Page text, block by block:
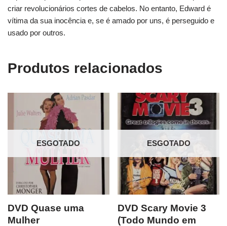
criar revolucionários cortes de cabelos. No entanto, Edward é
vítima da sua inocência e, se é amado por uns, é perseguido e
usado por outros.
Produtos relacionados
ESGOTADO
DVD Quase uma
Mulher
ESGOTADO
DVD Scary Movie 3
(Todo Mundo em